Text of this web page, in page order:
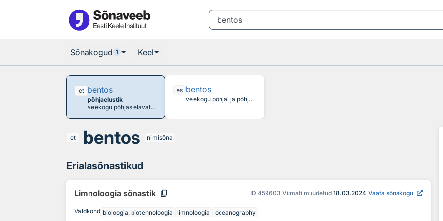
Sõnakogud 1 Keel
et bentos
põhjaelustik
veekogu põhjas elavate loomade ja taimede kogum
es bentos
veekogu põhjal ja põhjasetteis elavate organismide kogum, organisms dwelling adjacent to the bottom of a water body, organismes vivant au voisinage du fond d'une masse d’eau, организмы, живущие на донных отложениях водоемов, colonia de organismos que viven en las proximidades del fondo de una masa de agua, am Grunde von Gewässern lebende festsitzende und bewegliche Tierwelt, Pflanzenwelt und Mikroflora
et bentos nimisõna
Erialasõnastikud
Limnoloogia sõnastik content_copy ID 459603 Viimati muudetud 18.03.2024 Vaata sõnakogu
Valdkond bioloogia, biotehnoloogia limnoloogia
oceanography